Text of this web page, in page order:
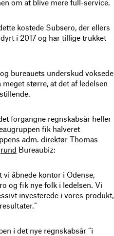
om at blive mere full-service.
kostede Subsero, der ellers
i 2017 og har tillige trukket
bureauets underskud voksede
større, at det af ledelsen
forgangne regnskabsår heller
fik halveret
adm. direktør Thomas
Bureaubiz:
vi åbnede kontor i Odense,
og fik nye folk i ledelsen. Vi
investerede i vores produkt,
i det nye regnskabsår ”i